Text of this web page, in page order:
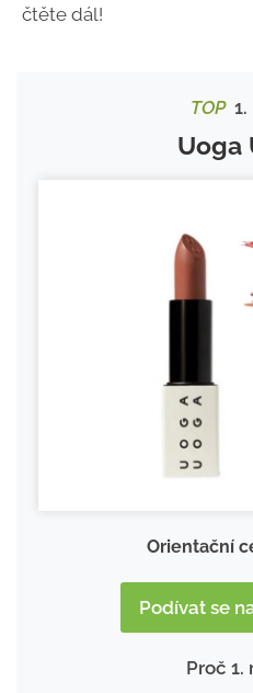
čtěte dál!
TOP1.
Uoga
Orientační
Podívat se
Proč 1.